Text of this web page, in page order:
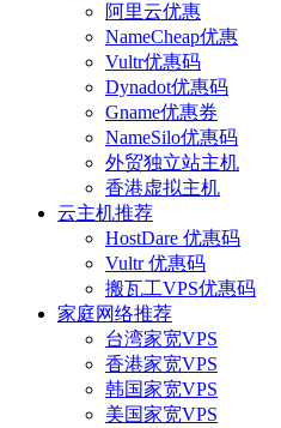
阿里云优惠
NameCheap优惠
Vultr优惠码
Dynadot优惠码
Gname优惠券
NameSilo优惠码
外贸独立站主机
香港虚拟主机
云主机推荐
HostDare 优惠码
Vultr 优惠码
搬瓦工VPS优惠码
家庭网络推荐
台湾家宽VPS
香港家宽VPS
韩国家宽VPS
美国家宽VPS